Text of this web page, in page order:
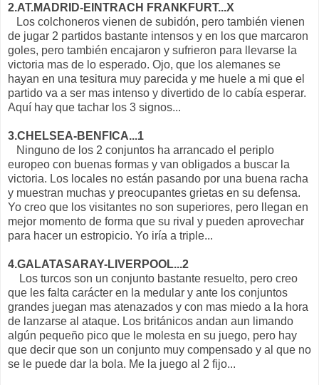
2.AT.MADRID-EINTRACH FRANKFURT...X
Los colchoneros vienen de subidón, pero también vienen
de jugar 2 partidos bastante intensos y en los que marcaron
goles, pero también encajaron y sufrieron para llevarse la
victoria mas de lo esperado. Ojo, que los alemanes se
hayan en una tesitura muy parecida y me huele a mi que el
partido va a ser mas intenso y divertido de lo cabía esperar.
Aquí hay que tachar los 3 signos...
3.CHELSEA-BENFICA...1
Ninguno de los 2 conjuntos ha arrancado el periplo
europeo con buenas formas y van obligados a buscar la
victoria. Los locales no están pasando por una buena racha
y muestran muchas y preocupantes grietas en su defensa.
Yo creo que los visitantes no son superiores, pero llegan en
mejor momento de forma que su rival y pueden aprovechar
para hacer un estropicio. Yo iría a triple...
4.GALATASARAY-LIVERPOOL...2
Los turcos son un conjunto bastante resuelto, pero creo
que les falta carácter en la medular y ante los conjuntos
grandes juegan mas atenazados y con mas miedo a la hora
de lanzarse al ataque. Los británicos andan aun limando
algún pequeño pico que le molesta en su juego, pero hay
que decir que son un conjunto muy compensado y al que no
se le puede dar la bola. Me la juego al 2 fijo...